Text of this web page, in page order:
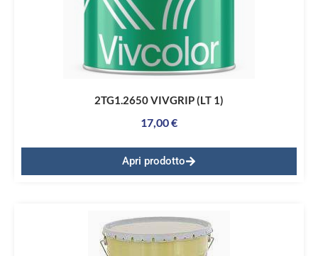
2TG1.2650 VIVGRIP (LT 1)
17,00€
Apri prodotto